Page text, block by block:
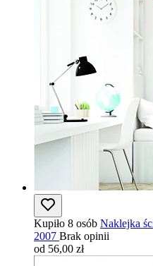
Kupiło 8 osób Naklejka
2007 Brak opinii
od 56,00 zł